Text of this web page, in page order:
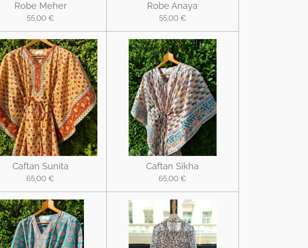
Robe Meher
55,00 €
Robe Anaya
55,00 €
Caftan Sunita
65,00 €
Caftan Sikha
65,00 €